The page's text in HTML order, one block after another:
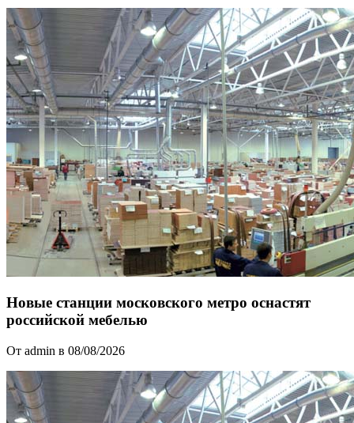
Новые станции московского метро оснастят
российской мебелью
От admin в 08/08/2026